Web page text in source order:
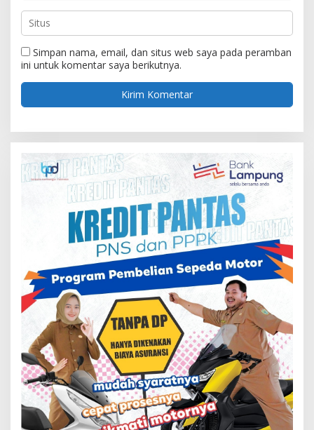
Simpan nama, email, dan situs web saya pada peramban
ini untuk komentar saya berikutnya.